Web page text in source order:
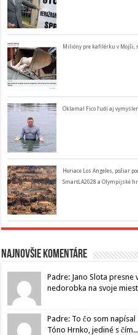
Milióny pre kafilérku v
Oklamal Fico ľudí aj
Horiace Los Angeles, požiar
SmartLA2028 a Olympijské
Najnovšie komentáre
Padre: Jano Slota
nedorobka na svoje
Padre: To čo som
Tóno Hrnko, jediné s čím...